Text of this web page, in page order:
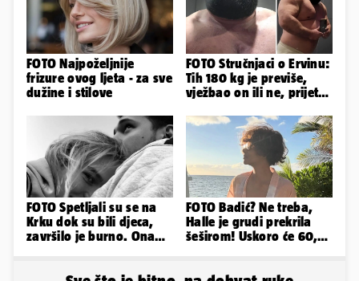
FOTO Najpoželjnije
frizure ovog ljeta - za sve
dužine i stilove
FOTO Stručnjaci o Ervinu:
Tih 180 kg je previše,
vježbao on ili ne, prijete
FOTO Spetljali su se na
Krku dok su bili djeca,
završilo je burno. Ona
FOTO Badić? Ne treba,
Halle je grudi prekrila
šeširom! Uskoro će 60,